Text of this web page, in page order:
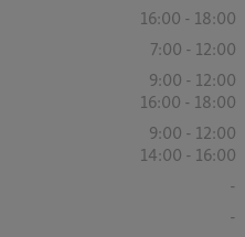
16:00 - 18:00
7:00 - 12:00
9:00 - 12:00
16:00 - 18:00
9:00 - 12:00
14:00 - 16:00
-
-